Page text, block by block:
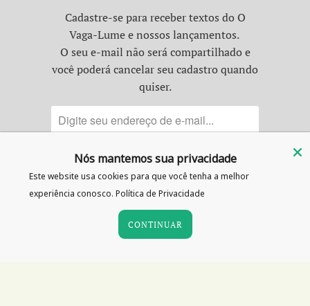
Cadastre-se para receber textos do O
Vaga-Lume e nossos lançamentos.
O seu e-mail não será compartilhado e
você poderá cancelar seu cadastro quando
quiser.
Nós mantemos sua privacidade
Este website usa cookies para que você tenha a melhor
experiência conosco. Política de Privacidade
CONTINUAR